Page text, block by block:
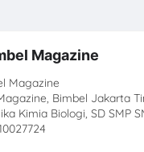
Magazine
Bimbel Jakarta
Kimia Biologi, SD SMP